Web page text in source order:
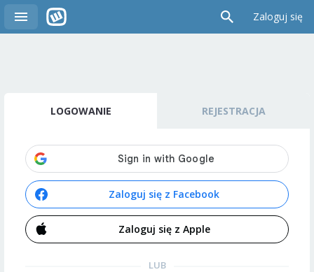
Zaloguj się
LOGOWANIE REJESTRACJA
Zaloguj się z Facebook
Zaloguj się z Apple
LUB